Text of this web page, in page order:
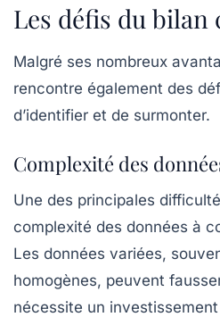
Les défis du bilan
Malgré ses nombreux
rencontre également des
d’identifier et de surmonter.
Complexité des
Une des principales
complexité des données à
Les données variées,
homogènes, peuvent
nécessite un